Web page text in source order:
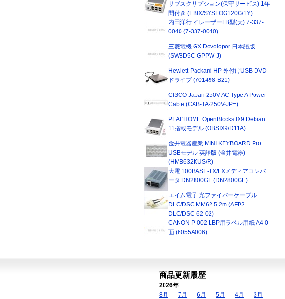
サブスクリプション(保守サービス) 1年
間付き (EBIX/SYSLOG120G/1Y)
内田洋行 イレーザーFB型(大) 7-337-
0040 (7-337-0040)
三菱電機 GX Developer 日本語版
(SW8D5C-GPPW-J)
Hewlett-Packard HP 外付けUSB DVD
ドライブ (701498-B21)
CISCO Japan 250V AC Type A Power
Cable (CAB-TA-250V-JP=)
PLAT'HOME OpenBlocks IX9 Debian
11搭載モデル (OBSIX9/D11A)
金井電器産業 MINI KEYBOARD Pro
USBモデル 英語版 (金井電器)
(HMB632KUS/R)
大電 100BASE-TX/FXメディアコンバ
ータ DN2800GE (DN2800GE)
エイム電子 光ファイバーケーブル
DLC/DSC MM62.5 2m (AFP2-
DLC/DSC-62-02)
CANON P-002 LBP用ラベル用紙 A4 0
面 (6055A006)
商品更新履歴
2026年
8月
7月 6月 5月 4月
3月